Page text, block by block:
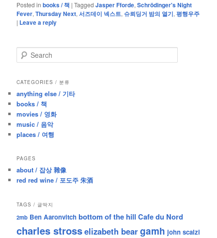
Posted in books / 책 |Tagged Jasper Fforde,Schrödinger's Night
Fever,Thursday Next,서즈데이 넥스트, 슈뢰딩거 밤의 열기,평행우주
| Leave a reply
e
r
h
CATEGORIES / 분류
anything else / 기타
books / 책
movies / 영화
music / 음악
places / 여행
PAGES
about / 잡상 雜像
red red wine / 포도주 朱酒
TAGS / 글딱지
2mb Ben Aaronvitch bottom of the hill Cafe du Nord
charles strosselizabeth beargamh john scalzi